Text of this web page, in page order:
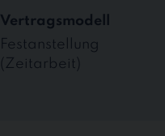
Vertragsmodell
Festanstellung
(Zeitarbeit)